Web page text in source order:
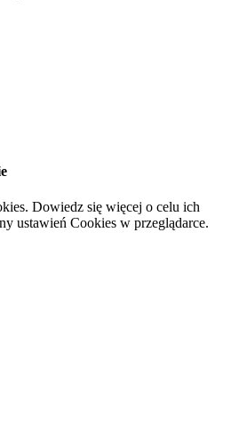
Dowiedz się więcej o celu ich
ustawień Cookies w przeglądarce.